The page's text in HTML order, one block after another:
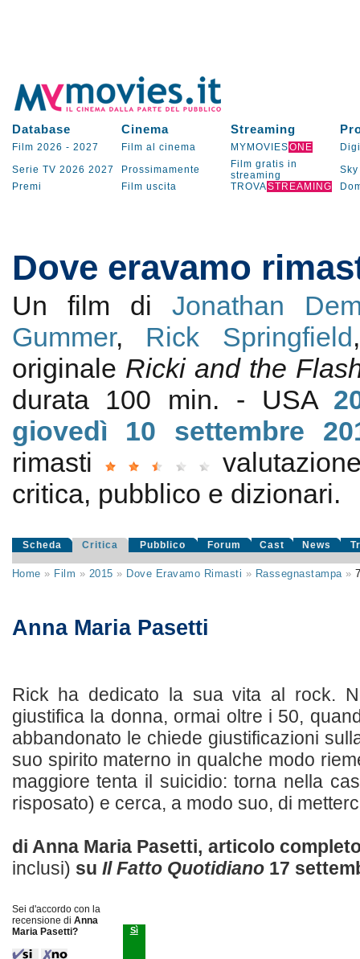
Database Cinema Streaming
Film 2026 - 2027 Film al cinema MYMOVIESONE
Serie TV 2026 2027 Prossimamente
Film gratis in
streaming
Sky
Premi
Film uscita TROVASTREAMING
Dove eravamo
Un film diJonathan
Gummer, Rick Springfield
originale Ricki and the
durata 100 min. - USA
giovedì 10
settembre
rimasti
critica, pubblico e dizionari.
Scheda Critica Pubblico Forum Cast News
Home » Film » 2015 » Dove Eravamo Rimasti » Rassegnastampa»
Anna Maria Pasetti
Rick ha dedicato la sua vita al rock.
giustifica la donna, ormai oltre i 50,
abbandonato le chiede giustificazioni
suo spirito materno in qualche modo
maggiore tenta il suicidio: torna nella
risposato) e cerca, a modo suo, di
di Anna Maria Pasetti, articolo
inclusi) su Il Fatto Quotidiano17
Sei d'accordo con la
recensione di Anna
Maria Pasetti?
Sì